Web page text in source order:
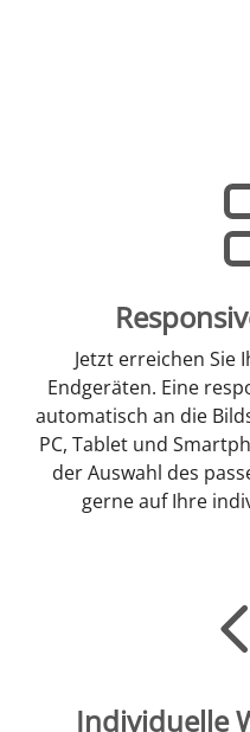
Jetzt erreichen Sie
Endgeräten. Eine
automatisch an die
PC, Tablet und
der Auswahl des
gerne auf Ihre
Individuelle